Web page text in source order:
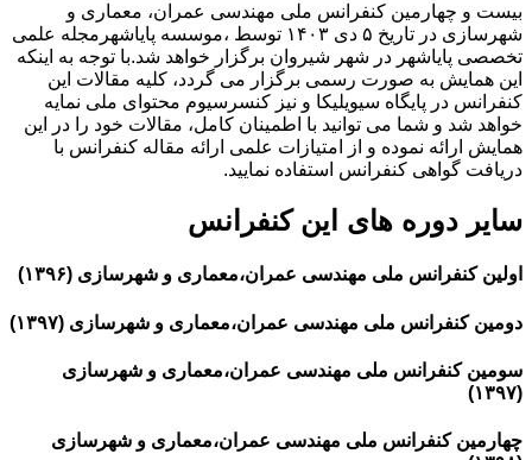
بیست و چهارمین کنفرانس ملی مهندسی عمران، معماری و
شهرسازی در تاریخ ۵ دی ۱۴۰۳ توسط ،موسسه پایاشهرمجله علمی
تخصصی پایاشهر در شهر شیروان برگزار خواهد شد.با توجه به اینکه
این همایش به صورت رسمی برگزار می گردد، کلیه مقالات این
کنفرانس در پایگاه سیویلیکا و نیز کنسرسیوم محتوای ملی نمایه
خواهد شد و شما می توانید با اطمینان کامل، مقالات خود را در این
همایش ارائه نموده و از امتیازات علمی ارائه مقاله کنفرانس با
دریافت گواهی کنفرانس استفاده نمایید.
سایر دوره های این کنفرانس
اولین کنفرانس ملی مهندسی عمران،معماری و شهرسازی (۱۳۹۶)
دومین کنفرانس ملی مهندسی عمران،معماری و شهرسازی (۱۳۹۷)
سومین کنفرانس ملی مهندسی عمران،معماری و شهرسازی
(۱۳۹۷)
چهارمین کنفرانس ملی مهندسی عمران،معماری و شهرسازی